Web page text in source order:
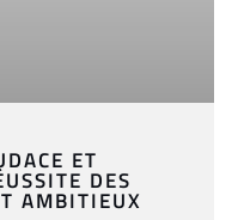
ET
DES
AMBITIEUX